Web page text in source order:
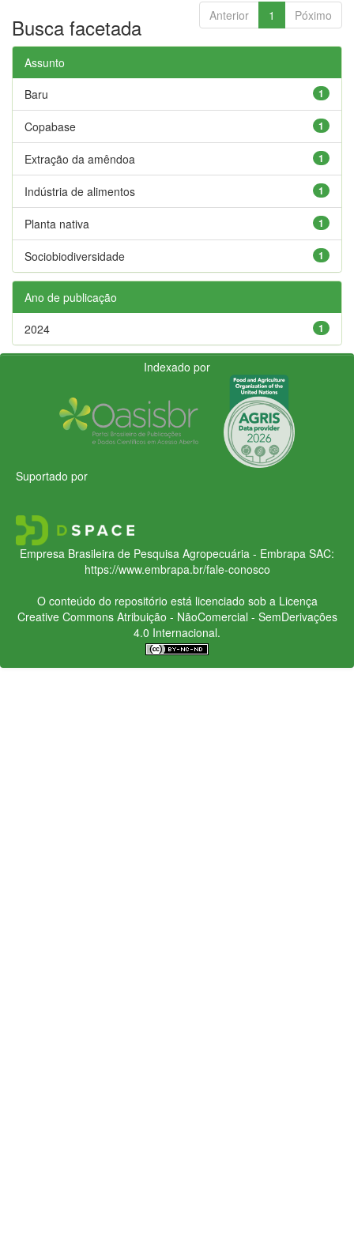
Anterior 1 Póximo
Busca facetada
Assunto
1
Baru
1
Copabase
1
Extração da amêndoa
1
Indústria de alimentos
1
Planta nativa
1
Sociobiodiversidade
Ano de publicação
1
2024
Indexado por
Suportado por
Empresa Brasileira de Pesquisa Agropecuária - Embrapa SAC:
https://www.embrapa.br/fale-conosco
O conteúdo do repositório está licenciado sob a Licença
Creative CommonsAtribuição - NãoComercial - SemDerivações
4.0 Internacional.